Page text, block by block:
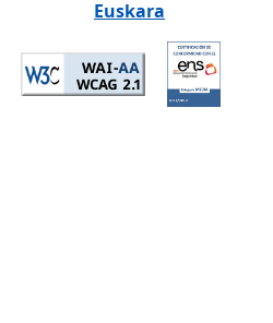
Euskara